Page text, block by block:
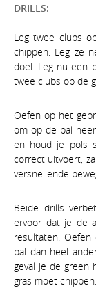
DRILLS:
Leg twee clubs
chippen. Leg ze
doel. Leg nu een
twee clubs op de
Oefen op het
om op de bal
en houd je pols
correct uitvoert,
versnellende
Beide drills
ervoor dat je de
resultaten.
bal dan heel
geval je de green
gras moet chippen.